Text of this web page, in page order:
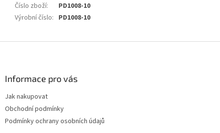
Číslo zboží:
PD1008-10
Výrobní číslo: PD1008-10
Informace pro vás
Jak nakupovat
Obchodní podmínky
Podmínky ochrany osobních údajů